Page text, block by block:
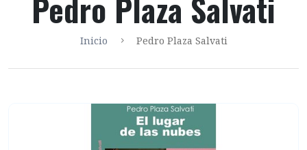
Pedro Plaza Salvati
Inicio Pedro Plaza Salvati